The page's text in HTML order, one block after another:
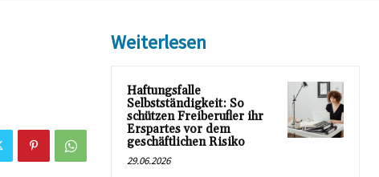
Weiterlesen
Haftungsfalle
Selbstständigkeit: So
schützen Freiberufler ihr
Erspartes vor dem
geschäftlichen Risiko
29.06.2026